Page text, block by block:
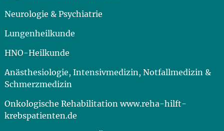
Neurologie & Psychiatrie
Lungenheilkunde
HNO-Heilkunde
Anästhesiologie, Intensivmedizin, Notfallmedizin &
Schmerzmedizin
Onkologische Rehabilitation www.reha-hilft-
krebspatienten.de